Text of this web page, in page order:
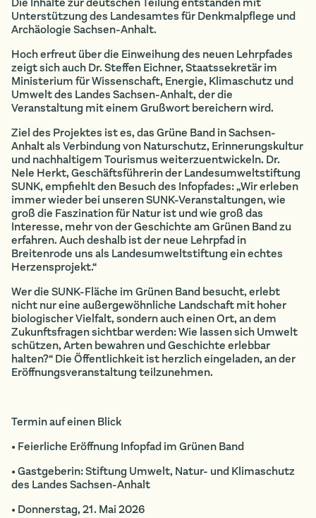
Unterstützung des Landesamtes für Denkmalpflege und
Archäologie Sachsen-Anhalt.
Hoch erfreut über die Einweihung des neuen Lehrpfades
zeigt sich auch Dr. Steffen Eichner, Staatssekretär im
Ministerium für Wissenschaft, Energie, Klimaschutz und
Umwelt des Landes Sachsen-Anhalt, der die
Veranstaltung mit einem Grußwort bereichern wird.
Ziel des Projektes ist es, das Grüne Band in Sachsen-
Anhalt als Verbindung von Naturschutz, Erinnerungskultur
und nachhaltigem Tourismus weiterzuentwickeln. Dr.
Nele Herkt, Geschäftsführerin der Landesumweltstiftung
SUNK, empfiehlt den Besuch des Infopfades: „Wir erleben
immer wieder bei unseren SUNK-Veranstaltungen, wie
groß die Faszination für Natur ist und wie groß das
Interesse, mehr von der Geschichte am Grünen Band zu
erfahren. Auch deshalb ist der neue Lehrpfad in
Breitenrode uns als Landesumweltstiftung ein echtes
Herzensprojekt.“
Wer die SUNK-Fläche im Grünen Band besucht, erlebt
nicht nur eine außergewöhnliche Landschaft mit hoher
biologischer Vielfalt, sondern auch einen Ort, an dem
Zukunftsfragen sichtbar werden: Wie lassen sich Umwelt
schützen, Arten bewahren und Geschichte erlebbar
halten?“ Die Öffentlichkeit ist herzlich eingeladen, an der
Eröffnungsveranstaltung teilzunehmen.
Termin auf einen Blick
• Feierliche Eröffnung Infopfad im Grünen Band
• Gastgeberin: Stiftung Umwelt, Natur- und Klimaschutz
des Landes Sachsen-Anhalt
• Donnerstag, 21. Mai 2026